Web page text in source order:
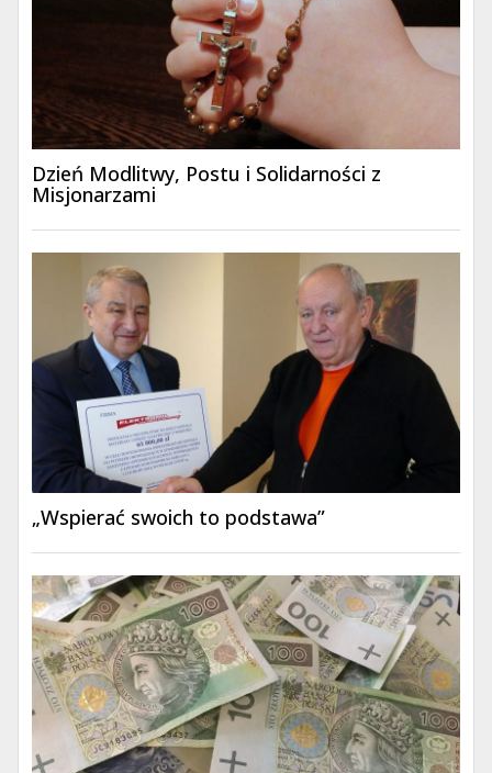
Dzień Modlitwy, Postu i Solidarności z
Misjonarzami
„Wspierać swoich to podstawa”